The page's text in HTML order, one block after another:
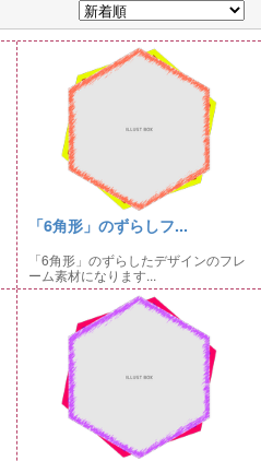
「6角形」のずらしフ...
「6角形」のずらしたデザインのフレ
ーム素材になります...